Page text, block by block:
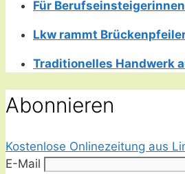
Für
Lkw rammt
Traditionelles Handwerk
Abonnieren
Kostenlose Onlinezeitung aus
E-Mail